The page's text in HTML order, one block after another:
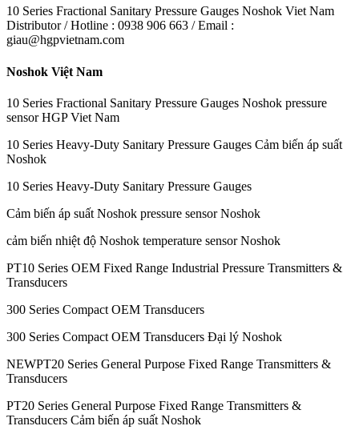
10 Series Fractional Sanitary Pressure Gauges Noshok Viet Nam
Distributor / Hotline : 0938 906 663 / Email :
giau@hgpvietnam.com
Noshok Việt Nam
10 Series Fractional Sanitary Pressure Gauges Noshok pressure
sensor HGP Viet Nam
10 Series Heavy-Duty Sanitary Pressure Gauges Cảm biến áp suất
Noshok
10 Series Heavy-Duty Sanitary Pressure Gauges
Cảm biến áp suất Noshok pressure sensor Noshok
cảm biến nhiệt độ Noshok temperature sensor Noshok
PT10 Series OEM Fixed Range Industrial Pressure Transmitters &
Transducers
300 Series Compact OEM Transducers
300 Series Compact OEM Transducers Đại lý Noshok
NEWPT20 Series General Purpose Fixed Range Transmitters &
Transducers
PT20 Series General Purpose Fixed Range Transmitters &
Transducers Cảm biến áp suất Noshok